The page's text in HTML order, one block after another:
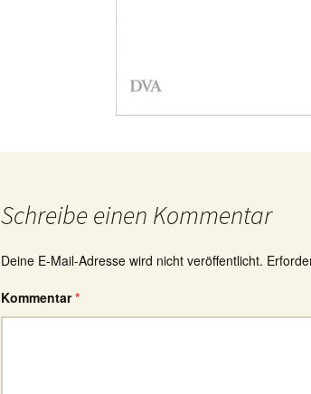
Schreibe einen Kommentar
Deine E-Mail-Adresse wird nicht veröffentlicht.
Kommentar*